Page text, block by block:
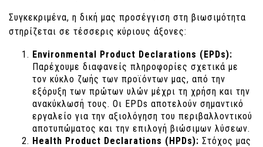
Συγκεκριμένα, η δική μας προσέγγιση στη βιωσιμότητα
στηρίζεται σε τέσσερις κύριους άξονες:
Environmental Product Declarations (EPDs):
Παρέχουμε διαφανείς πληροφορίες σχετικά με
τον κύκλο ζωής των προϊόντων μας, από την
εξόρυξη των πρώτων υλών μέχρι τη χρήση και την
ανακύκλωσή τους. Οι EPDs αποτελούν σημαντικό
εργαλείο για την αξιολόγηση του περιβαλλοντικού
αποτυπώματος και την επιλογή βιώσιμων λύσεων.
Health Product Declarations (HPDs): Στόχος μας